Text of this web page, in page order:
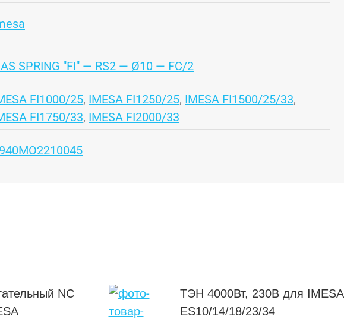
SPRING "FI" — RS2 — Ø10 — FC/2
FI1000/25, IMESA FI1250/25, IMESA FI1500/25/33,
FI1750/33, IMESA FI2000/33
NC
ТЭН 4000Вт, 230В для IMESA
ES10/14/18/23/34